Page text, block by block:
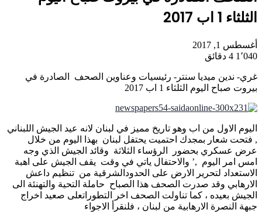
الثلثاء 1 اب 2017
أغسطس 1, 2017
1٬040 4 دقائق
غري- ندين ميديا سنتر- رئيسيات وعناوين الصحف الصادرة في
بيروت صباح اليوم الثلثاء 1 اب 2017
اليوم الاول من اب وهو تاريخ مميز في لبنان لانه عيد الجيش اللبناني
, فتحت شعار بمجدك احتميت يحتفل لبنان بهذا اليوم من خلال
عرض عسكري بحضور الرؤساء الثلاثة وقائد الجيش الذي وجه
امس امر اليوم ,’ والاحتفال ياتي في وقت يقف الجيش على اهبة
الاستعداد لتحرير الارض على الحدودالشرقية من تنظيم داعش
الارهابي وقد صدرت الصحف هذا الصباح حاملة التحية والتهنئة الى
الجيش بعيده ، كما تناولت الصحف اخر التطوراتعلى صعيد اخراج
جبهة النصرة الارهابية من لبنان ، فلنقرأ الاجواء